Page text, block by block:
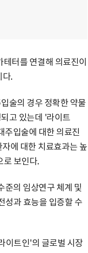
터를 연결해 의료진이
다.
술의 경우 정확한 약물
고 있는데 '라이트
주입술에 대한 의료진
에 대한 치료효과는 높
로 보인다.
준의 임상연구 체계 및
성과 효능을 입증할 수
이트인'의 글로벌 시장